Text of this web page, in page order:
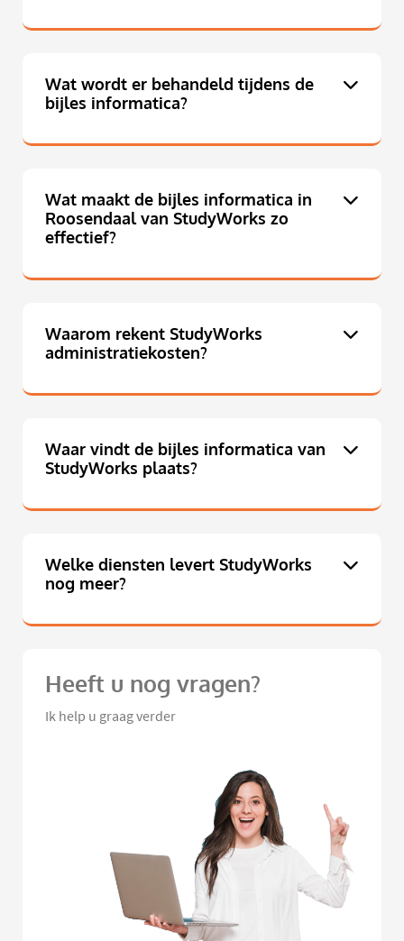
Wat wordt er behandeld tijdens de
bijles informatica?
Wat maakt de bijles informatica in
Roosendaal van StudyWorks zo
effectief?
Waarom rekent StudyWorks
administratiekosten?
Waar vindt de bijles informatica van
StudyWorks plaats?
Welke diensten levert StudyWorks
nog meer?
Heeft u nog vragen?
Ik help u graag verder